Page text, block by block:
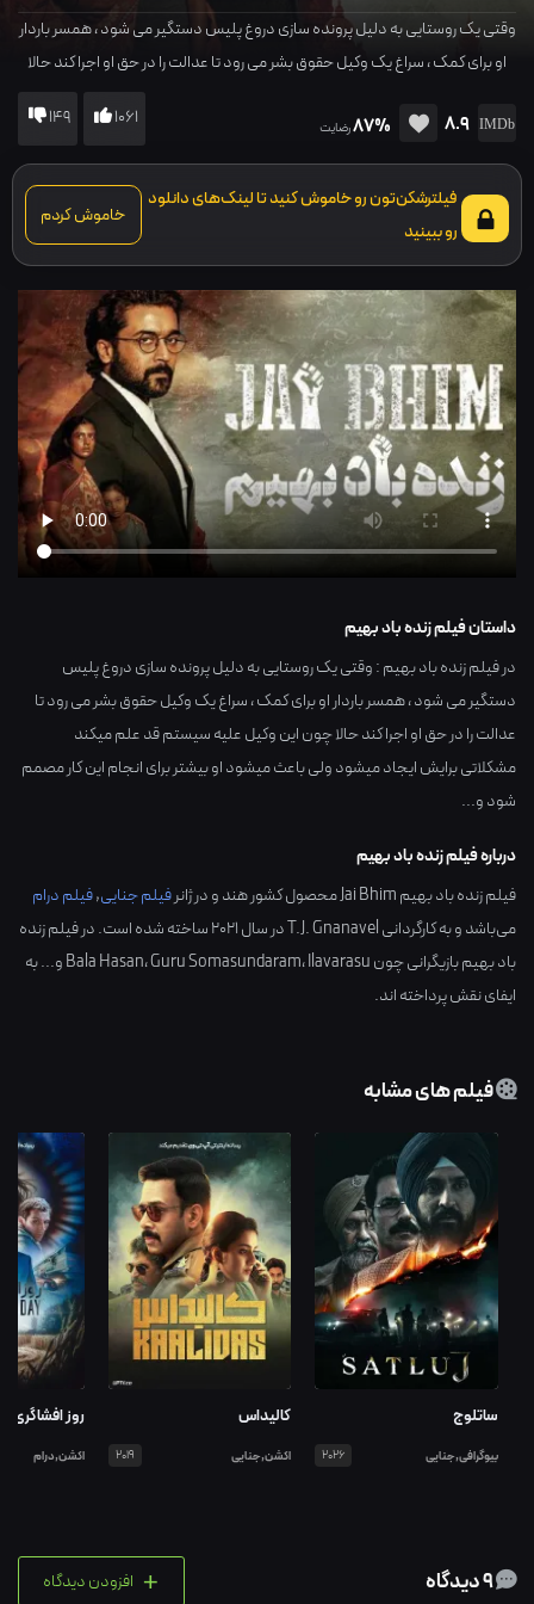
وقتی یک روستایی به دلیل پرونده سازی دروغ پلیس دستگیر می شود ، همسر باردار
او برای کمک ، سراغ یک وکیل حقوق بشر می رود تا عدالت را در حق او اجرا کند حالا
چون این وکیل علیه سیستم قد علم میکند مشکلاتی برایش ایجاد میشود ولی
باعث میشود او بیشتر برای انجام این کار مصمم شود و...
8.9
87%رضایت 1061
149
فیلترشکن‌تون رو خاموش کنید تا لینک‌های دانلود
رو ببینید
خاموش کردم
داستان فیلم زنده باد بهیم
در فیلم زنده باد بهیم : وقتی یک روستایی به دلیل پرونده سازی دروغ پلیس
دستگیر می شود ، همسر باردار او برای کمک ، سراغ یک وکیل حقوق بشر می رود تا
عدالت را در حق او اجرا کند حالا چون این وکیل علیه سیستم قد علم میکند
مشکلاتی برایش ایجاد میشود ولی باعث میشود او بیشتر برای انجام این کار مصمم
شود و...
درباره فیلم زنده باد بهیم
فیلم زنده باد بهیم Jai Bhim محصول کشور هندو در ژانرفیلم جنایی,فیلم درام
می‌باشد و به کارگردانیT.J. Gnanavelدر سال2021ساخته شده است. در فیلم زنده
باد بهیم بازیگرانی چون
Bala Hasan،Guru Somasundaram،Ilavarasu
و... به
ایفای نقش پرداخته اند.
فیلم های مشابه
ساتلوج
بیوگرافی,جنایی 2026
کالیداس
اکشن,جنایی 2019
روز افشاگری
اکشن,درام
+ افزودن دیدگاه